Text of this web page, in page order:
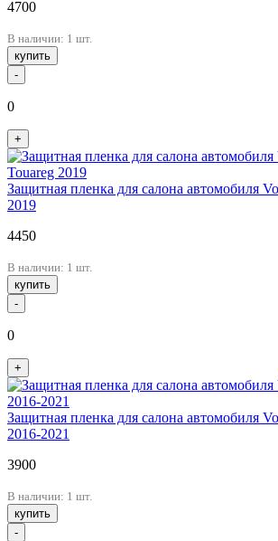
4700
В наличии: 1 шт.
купить
-
0
+
Защитная пленка для салона автомобиля
2019
4450
В наличии: 1 шт.
купить
-
0
+
Защитная пленка для салона автомобиля
2016-2021
3900
В наличии: 1 шт.
купить
-